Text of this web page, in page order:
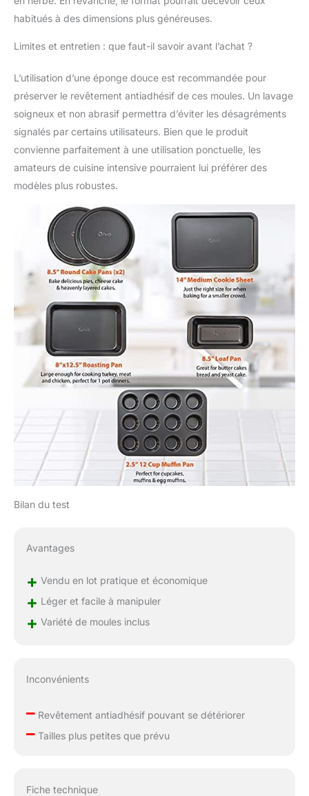
muffins de 12 tasses,
35,6 cm. plaque à
plat à rôtir moyen qui
utilisé comme moule à
gâteau.
habitués à des dimensions plus généreuses.
Limites et entretien : que faut-il savoir avant l’achat ?
L’utilisation d’une éponge douce est recommandée pour
préserver le revêtement antiadhésif de ces moules. Un lavage
soigneux et non abrasif permettra d’éviter les désagréments
signalés par certains utilisateurs. Bien que le produit
convienne parfaitement à une utilisation ponctuelle, les
amateurs de cuisine intensive pourraient lui préférer des
modèles plus robustes.
Bilan du test
Avantages
+ Vendu en lot pratique et économique
+ Léger et facile à manipuler
+ Variété de moules inclus
Inconvénients
–Revêtement antiadhésif pouvant se détériorer
–Tailles plus petites que prévu
Fiche technique